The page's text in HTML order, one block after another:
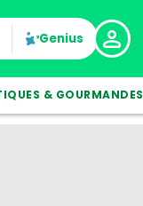
Genius
& GOURMANDES